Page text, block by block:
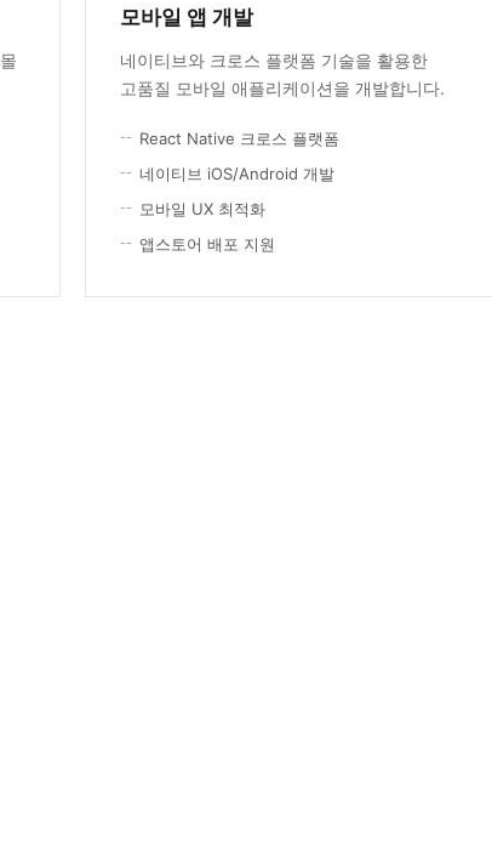
모바일 앱 개발
네이티브와 크로스 플랫폼 기술을 활용한
고품질 모바일 애플리케이션을 개발합니다.
React Native 크로스 플랫폼
네이티브 iOS/Android 개발
모바일 UX 최적화
앱스토어 배포 지원